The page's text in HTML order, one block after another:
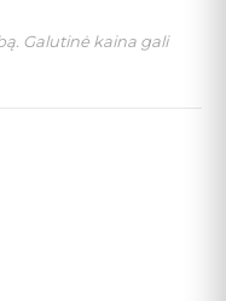
Galutinė kaina gali